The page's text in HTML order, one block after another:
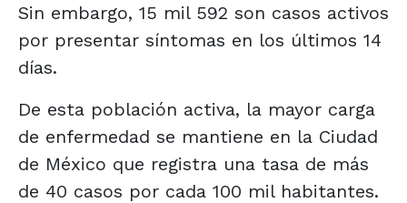
Sin embargo, 15 mil 592 son casos activos
por presentar síntomas en los últimos 14
días.
De esta población activa, la mayor carga
de enfermedad se mantiene en la Ciudad
de México que registra una tasa de más
de 40 casos por cada 100 mil habitantes.